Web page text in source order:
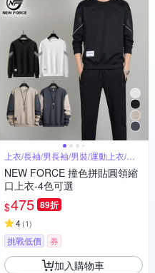
上衣/長袖/男長袖/男裝/運動上衣/圓
領
NEW FORCE 撞色拼貼圓領縮
口上衣-4色可選
$475 89折
4(1)
挑戰低價 券
加入購物車